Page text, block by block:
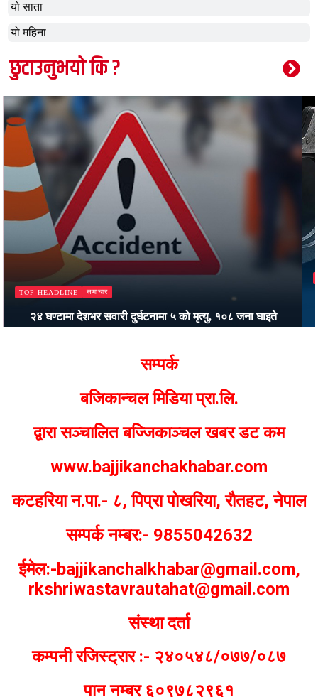
यो साता
यो महिना
छुटाउनुभयो कि ?
TOP-HEADLINE समाचार
कालीकोटमा स्वास्थ्यकर्मीमाथि दुर्व्यवहार र अस्पतालमा तोडफोड गर्ने
तीन जना पक्राउ
सम्पर्क
बजिकान्चल मिडिया प्रा.लि.
द्वारा सञ्चालित बज्जिकाञ्चल खबर डट कम
www.bajjikanchakhabar.com
कटहरिया न.पा.- ८, पिप्रा पोखरिया, रौतहट, नेपाल
सम्पर्क नम्बर:- 9855042632
ईमेल:-bajjikanchalkhabar@gmail.com,
rkshriwastavrautahat@gmail.com
संस्था दर्ता
कम्पनी रजिस्ट्रार :- २४०५४८/०७७/०८७
पान नम्बर ६०९७८२९६१